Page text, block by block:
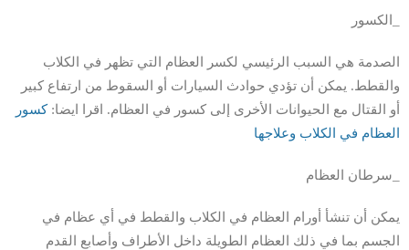
_الكسور
الصدمة هي السبب الرئيسي لكسر العظام التي تظهر في الكلاب
والقطط. يمكن أن تؤدي حوادث السيارات أو السقوط من ارتفاع كبير
أو القتال مع الحيوانات الأخرى إلى كسور في العظام. اقرا ايضا:كسور
العظام في الكلاب وعلاجها
_سرطان العظام
يمكن أن تنشأ أورام العظام في الكلاب والقطط في أي عظام في
الجسم بما في ذلك العظام الطويلة داخل الأطراف وأصابع القدم